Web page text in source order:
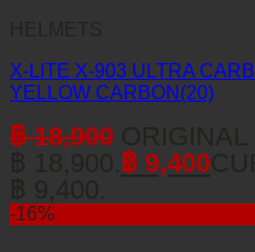
X-LITE X-903 ULTRA
YELLOW CARBON(20)
฿18,900
฿ 9,400
-16%